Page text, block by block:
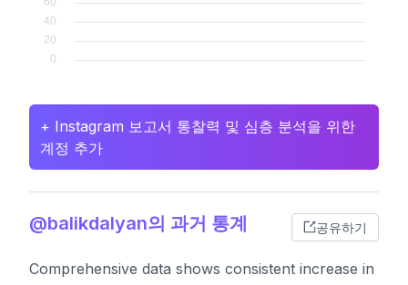
+ Instagram 보고서 통찰력 및 심층 분석을 위한
계정 추가
@balikdalyan의 과거 통계 공유하기
Comprehensive data shows consistent increase in